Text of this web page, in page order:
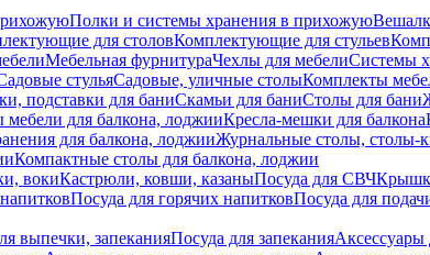
Полки и системы хранения в прихожую
для столовКомплектующие для стульев
Мебельная фурнитураЧехлы для мебелиСистемы
стульяСадовые, уличные столыКомплекты
подставки для баниСкамьи для баниСтолы для бани
для балкона, лоджииКресла-мешки для балкона
для балкона, лоджииЖурнальные столы, столы-
Компактные столы для балкона, лоджии
вокиКастрюли, ковши, казаныПосуда для СВЧ
Посуда для горячих напитковПосуда для
выпечки, запеканияПосуда для запеканияАксессуары